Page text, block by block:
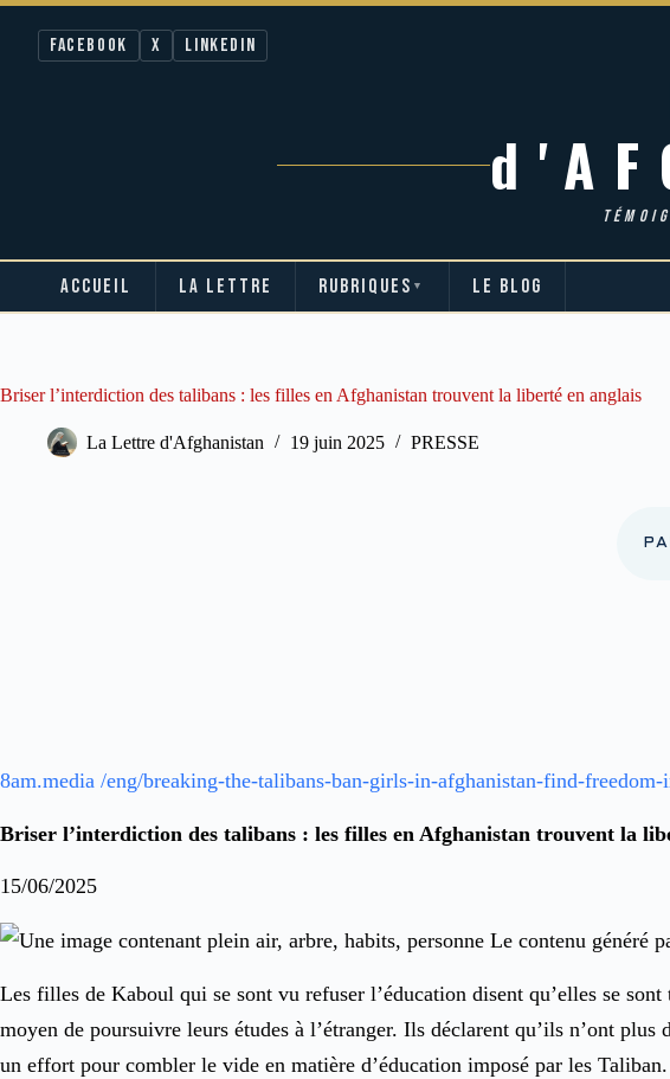
Facebook X LinkedIn
ACCUEIL LA LETTRE RUBRIQUES ▼ LE BLOG
Briser l’interdiction des talibans : les filles en Afghanistan trouvent la liberté en anglais
La Lettre d'Afghanistan 19 juin 2025 PRESSE
8am.media /eng/breaking-the-talibans-ban-girls-in-afghanistan-find-
Briser l’interdiction des talibans : les filles en Afghanistan trouvent la
15/06/2025
Les filles de Kaboul qui se sont vu refuser l’éducation disent qu’elles se
moyen de poursuivre leurs études à l’étranger. Ils déclarent qu’ils n’ont
un effort pour combler le vide en matière d’éducation imposé par les